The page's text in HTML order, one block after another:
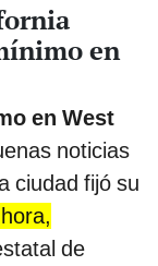
en
en West
noticias
ciudad fijó su
de